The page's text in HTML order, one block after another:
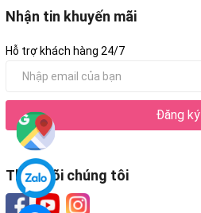
Nhận tin khuyến mãi
Hỗ trợ khách hàng 24/7
Đăng ký
Theo dõi chúng tôi